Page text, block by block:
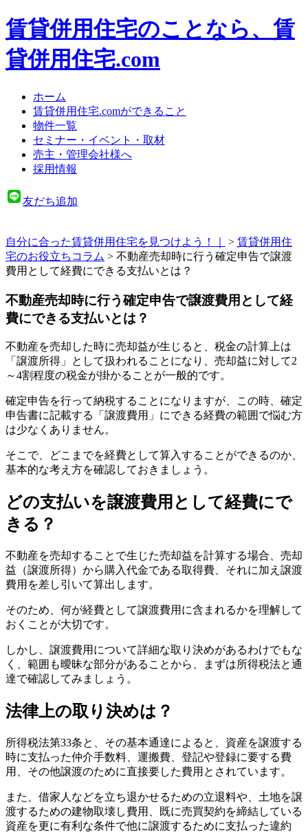
賃貸併用住宅のことなら、賃
貸併用住宅.com
ホーム
賃貸併用住宅.comができること
物件一覧
セミナー・イベント・取材
売主・管理会社様へ
採用情報
友だち追加
自分に合った賃貸併用住宅を見つけよう！｜ > 賃貸併用住
宅のお役立ちコラム > 不動産売却時に行う確定申告で譲渡
費用として経費にできる支払いとは？
不動産売却時に行う確定申告で譲渡費用として経
費にできる支払いとは？
不動産を売却した時に売却益が生じると、税金の計算上は
「譲渡所得」として扱われることになり、売却益に対して2
～4割程度の税金が掛かることが一般的です。
確定申告を行って納税することになりますが、この時、確定
申告書に記載する「譲渡費用」にできる経費の範囲で悩む方
は少なくありません。
そこで、どこまでを経費として算入することができるのか、
基本的な考え方を確認しておきましょう。
どの支払いを譲渡費用として経費にで
きる？
不動産を売却することで生じた売却益を計算する場合、売却
益（譲渡所得）から購入代金である取得費、それに加え譲渡
費用を差し引いて算出します。
そのため、何が経費として譲渡費用に含まれるかを理解して
おくことが大切です。
しかし、譲渡費用について詳細な取り決めがあるわけでもな
く、範囲も曖昧な部分があることから、まずは所得税法と通
達で確認してみましょう。
法律上の取り決めは？
所得税法第33条と、その基本通達によると、資産を譲渡する
時に支払った仲介手数料、運搬費、登記や登録に要する費
用、その他譲渡のために直接要した費用とされています。
また、借家人などを立ち退かせるための立退料や、土地を譲
渡するための建物取壊し費用、既に売買契約を締結している
資産を更に有利な条件で他に譲渡するために支払った違約